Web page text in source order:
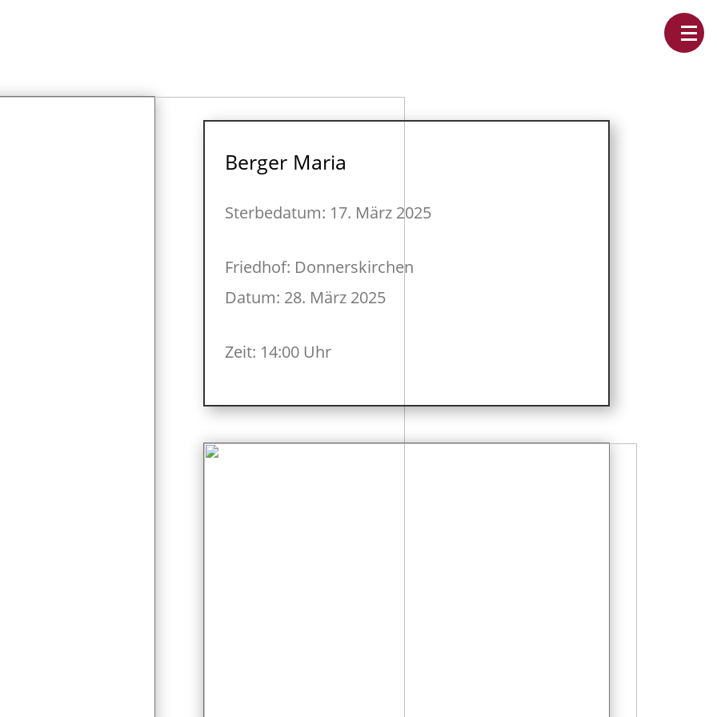
Berger Maria
Sterbedatum: 17. März 2025
Friedhof: Donnerskirchen
Datum: 28. März 2025
Zeit: 14:00 Uhr